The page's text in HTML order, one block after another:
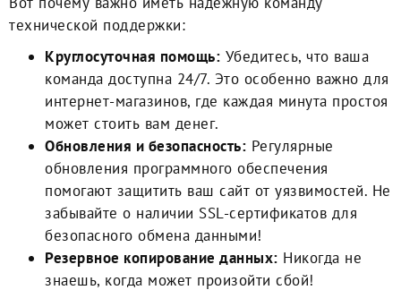
технической поддержки:
Круглосуточная помощь: Убедитесь, что ваша
команда доступна 24/7. Это особенно важно для
интернет-магазинов, где каждая минута простоя
может стоить вам денег.
Обновления и безопасность: Регулярные
обновления программного обеспечения
помогают защитить ваш сайт от уязвимостей. Не
забывайте о наличии SSL-сертификатов для
безопасного обмена данными!
Резервное копирование данных: Никогда не
знаешь, когда может произойти сбой!